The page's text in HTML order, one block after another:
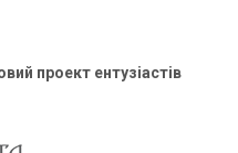
проект ентузіастів